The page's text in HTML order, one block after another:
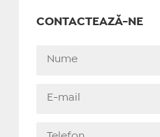
CONTACTEAZĂ-NE